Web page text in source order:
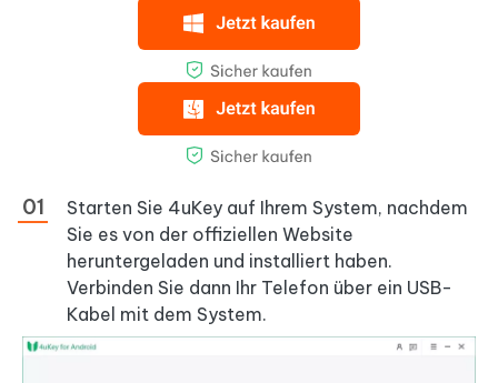
Starten Sie 4uKey auf Ihrem System, nachdem
Sie es von der offiziellen Website
heruntergeladen und installiert haben.
Verbinden Sie dann Ihr Telefon über ein USB-
Kabel mit dem System.